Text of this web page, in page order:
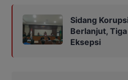
Sidang
Berlanjut,
Eksepsi